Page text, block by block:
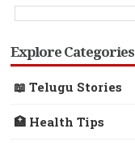
Explore Categories
📖 Telugu Stories
🏥 Health Tips